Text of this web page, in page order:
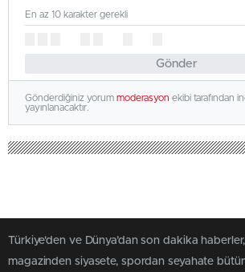
Gönder
En az 10 karakter gerekli
Gönderdiğiniz yorum moderasyon ekibi tarafından
yayınlanacaktır.
Türkiye'den ve Dünya’dan son dakika haberler,
magazinden siyasete, spordan seyahate